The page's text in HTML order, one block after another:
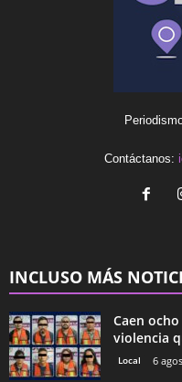
Contáctanos:
INCLUSO MÁS
Caen
violencia
Local 6